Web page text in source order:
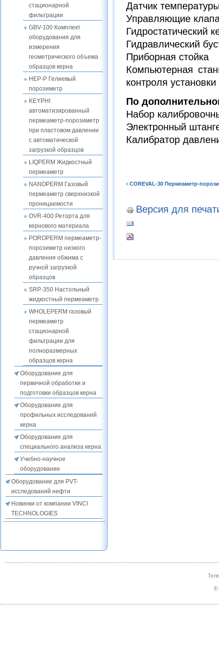
стационарной
фильтрации
GBV-100 Комплект
оборудования для
измерения
геометрического объема
образцов керна
HEP-P Гелиевый
порозиметр
KEYPHI
автоматизированный
пермеаметр-порозиметр
при пластовом давлении
с автоматической
загрузкой образцов
LIQPERM Жидкостный
пермеаметр
NANOPERM Газовый
пермеаметр сверхнизкой
проницаемости
OVR-400 Реторта для
кернового материала
POROPERM пермеаметр-
порозиметр низкого
давления обжима с
ручной загрузкой
образцов
SRP-350 Настольный
жидкостный пермеаметр
WHOLEPERM газовый
пермеаметр
стационарной
фильтрации для
полноразмерных
образцов керна
Оборудование для
первичной обработки и
подготовки образцов керна
Оборудование для
профильных исследований
керна
Оборудование для
специального анализа керна
Учебно-научное
оборудование
Оборудование для PVT-
исследований нефти
Новинки от компании VINCI
TECHNOLOGIES
Датчик
Управляющие
Гидростатический
Гидравлический
Приборная стойка
Компьютерная
контроля установки
По
Набор
Электронный
Калибратор
‹ COREVAL-30 Пермеаметр-
Версия для